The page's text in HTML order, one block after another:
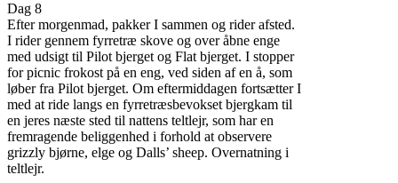
Dag 8
Efter morgenmad, pakker I sammen og rider afsted.
I rider gennem fyrretræ skove og over åbne enge
med udsigt til Pilot bjerget og Flat bjerget. I stopper
for picnic frokost på en eng, ved siden af ​​en å, som
løber fra Pilot bjerget. Om eftermiddagen fortsætter I
med at ride langs en fyrretræsbevokset bjergkam til
en jeres næste sted til nattens teltlejr, som har en
fremragende beliggenhed i forhold at observere
grizzly bjørne, elge og Dalls’ sheep. Overnatning i
teltlejr.